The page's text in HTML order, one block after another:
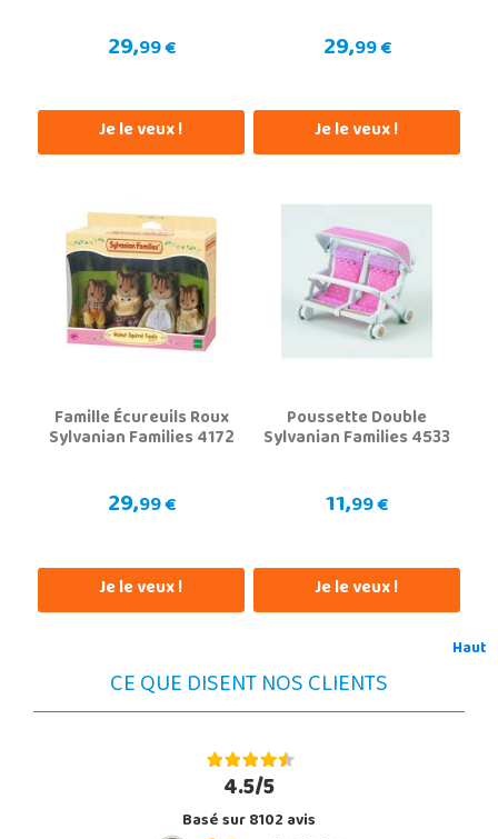
29,99 €
Je le veux !
29,99 €
Je le veux !
Famille Écureuils Roux
Sylvanian Families 4172
29,99 €
Je le veux !
Poussette Double
Sylvanian Families 4533
11,99 €
Je le veux !
Haut
CE QUE DISENT NOS CLIENTS
4.5/5
Basé sur 8102 avis